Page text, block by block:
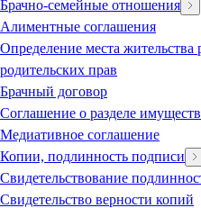
Брачно-семейные отношения
Алиментные соглашения
Определение места жительства
родительских прав
Брачный договор
Соглашение о разделе
Медиативное соглашение
Копии, подлинность подписи
Свидетельствование
Свидетельство верности копий